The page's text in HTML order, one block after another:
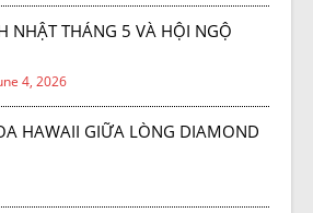
NHẬT THÁNG 5 VÀ HỘI NGỘ
4, 2026
HAWAII GIỮA LÒNG DIAMOND